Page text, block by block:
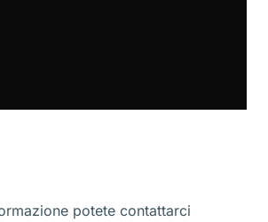
potete contattarci